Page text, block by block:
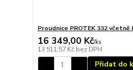
Proudnice PROTEK 332
16 349,00 Kč/ks
13 511,57 Kč bez DPH
Přidat do